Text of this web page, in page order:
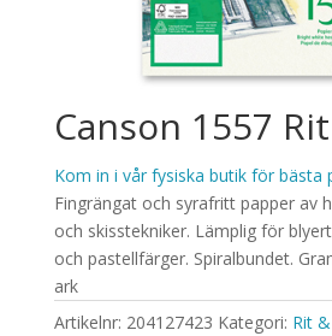
Canson 1557
Kom in i vår fysiska butik för bästa
Fingrängat och syrafritt papper av
och skisstekniker. Lämplig för
och pastellfärger. Spiralbundet.
ark
Artikelnr: 204127423 Kategori: Rit